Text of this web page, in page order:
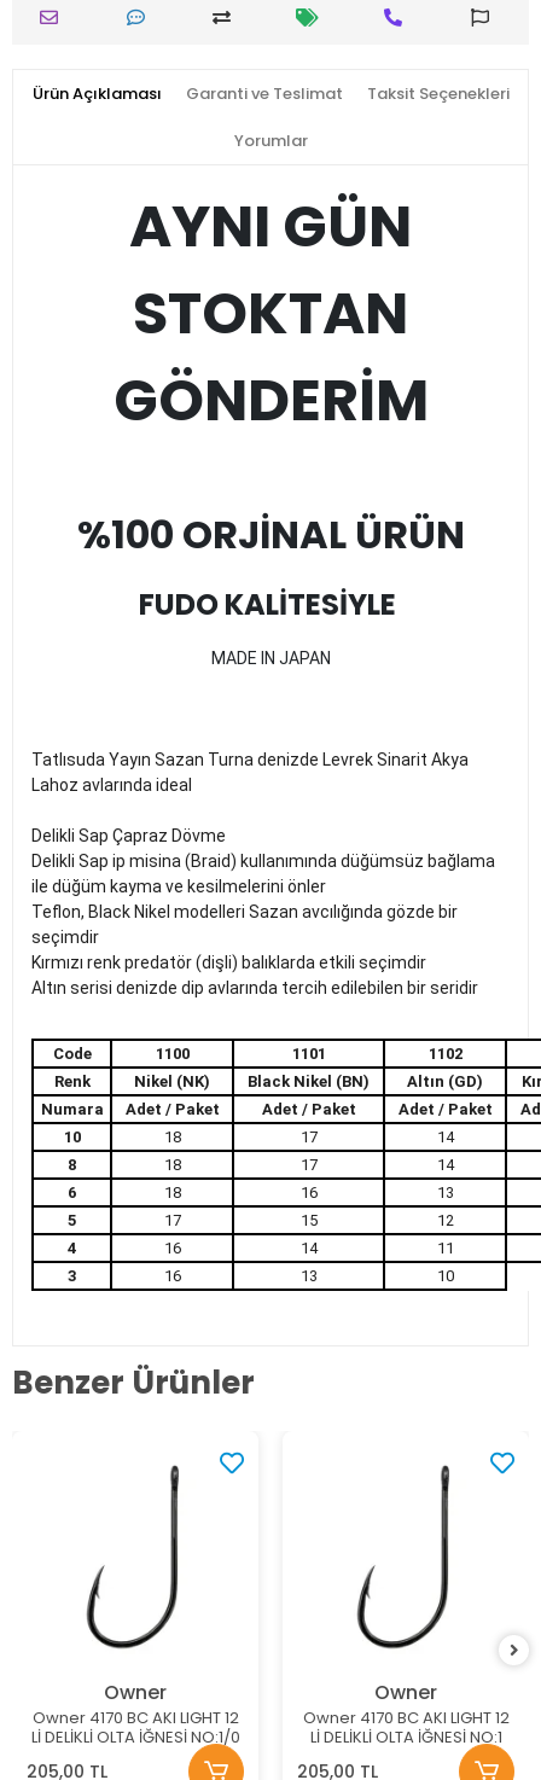
Ürün Açıklaması Garanti ve Teslimat Taksit Seçenekleri
Yorumlar
AYNI GÜN
STOKTAN
GÖNDERİM
%100 ORJİNAL ÜRÜN
FUDO KALİTESİYLE
MADE IN JAPAN
Tatlısuda Yayın Sazan Turna denizde Levrek Sinarit Akya
Lahoz avlarında ideal
Delikli Sap Çapraz Dövme
Delikli Sap ip misina (Braid) kullanımında düğümsüz bağlama
ile düğüm kayma ve kesilmelerini önler
Teflon, Black Nikel modelleri Sazan avcılığında gözde bir
seçimdir
Kırmızı renk predatör (dişli) balıklarda etkili seçimdir
Altın serisi denizde dip avlarında tercih edilebilen bir seridir
Code 1100 1101
1102
Renk
Nikel (NK) Black Nikel (BN) Altın (GD)
Numara
Adet / Paket Adet / Paket Adet / Paket
10
18 17
14
8
18 17
14
6
18 16
13
5
17 15
12
4
16 14
11
3
16 13 10
Benzer Ürünler
Owner
Owner 4170 BC AKI LIGHT 12
Lİ DELİKLİ OLTA İĞNESİ NO:1/0
205,00 TL
Owner
Owner 4170 BC AKI LIGHT 12
Lİ DELİKLİ OLTA İĞNESİ NO:1
205,00 TL